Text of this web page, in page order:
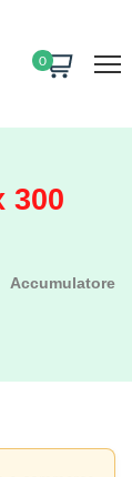
0
300
Accumulatore